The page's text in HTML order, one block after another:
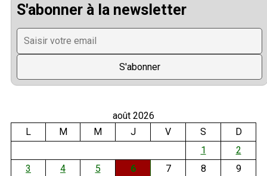
S'abonner à la newsletter
août 2026
L
M M J V S
D
1
2
3
4 5 6 7 8
9